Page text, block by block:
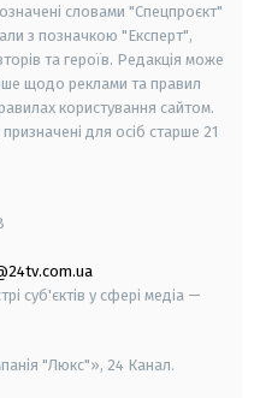
словами "Спецпроєкт"
з позначкою "Експерт",
та героїв. Редакція може
щодо реклами та правил
користування сайтом.
для осіб старше 21
суб'єктів у сфері медіа —
"Люкс"», 24 Канал.